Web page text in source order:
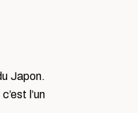
Japon.
l’un